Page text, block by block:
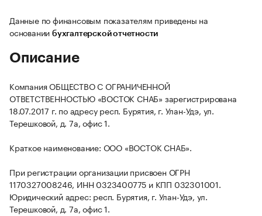
Данные по финансовым показателям приведены на
основании бухгалтерской отчетности
Описание
Компания ОБЩЕСТВО С ОГРАНИЧЕННОЙ
ОТВЕТСТВЕННОСТЬЮ «ВОСТОК СНАБ» зарегистрирована
18.07.2017 г. по адресу респ. Бурятия, г. Улан-Удэ, ул.
Терешковой, д. 7а, офис 1.
Краткое наименование: ООО «ВОСТОК СНАБ».
При регистрации организации присвоен ОГРН
1170327008246, ИНН 0323400775 и КПП 032301001.
Юридический адрес: респ. Бурятия, г. Улан-Удэ, ул.
Терешковой, д. 7а, офис 1.